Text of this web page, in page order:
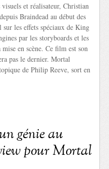
et réalisateur, Christian
Braindead au début des
sur les effets spéciaux de King
par les storyboards et les
en scène. Ce film est son
pas le dernier. Mortal
de Philip Reeve, sort en
génie au
pour Mortal